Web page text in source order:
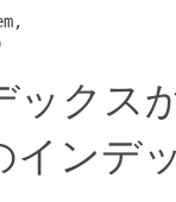
ックス
インデ